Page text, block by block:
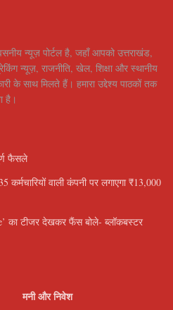
न्यूज़ पोर्टल है, जहाँ आपको उत्तराखंड,
न्यूज़, राजनीति, खेल, शिक्षा और स्थानीय
साथ मिलते हैं। हमारा उद्देश्य पाठकों तक
है।
फैसले
वाली कंपनी पर लगाएगा ₹13,000
का टीजर देखकर फैंस बोले- ब्लॉकबस्टर
मनी और निवेश